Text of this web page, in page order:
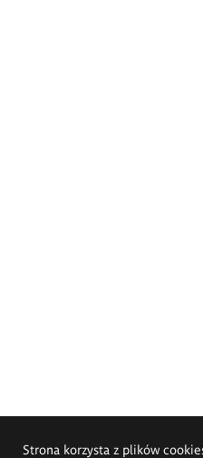
Strona korzysta z plików